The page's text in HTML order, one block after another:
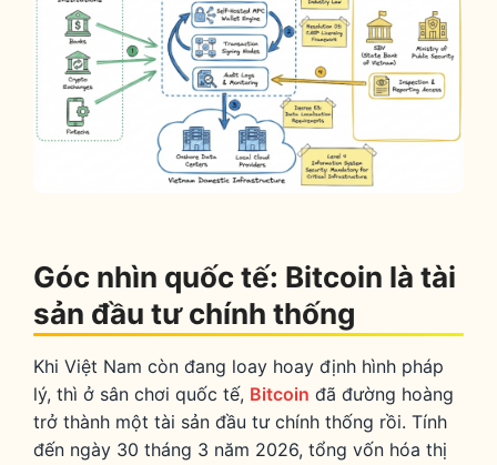
Góc nhìn quốc tế: Bitcoin là tài
sản đầu tư chính thống
Khi Việt Nam còn đang loay hoay định hình pháp
lý, thì ở sân chơi quốc tế, Bitcoin đã đường hoàng
trở thành một tài sản đầu tư chính thống rồi. Tính
đến ngày 30 tháng 3 năm 2026, tổng vốn hóa thị